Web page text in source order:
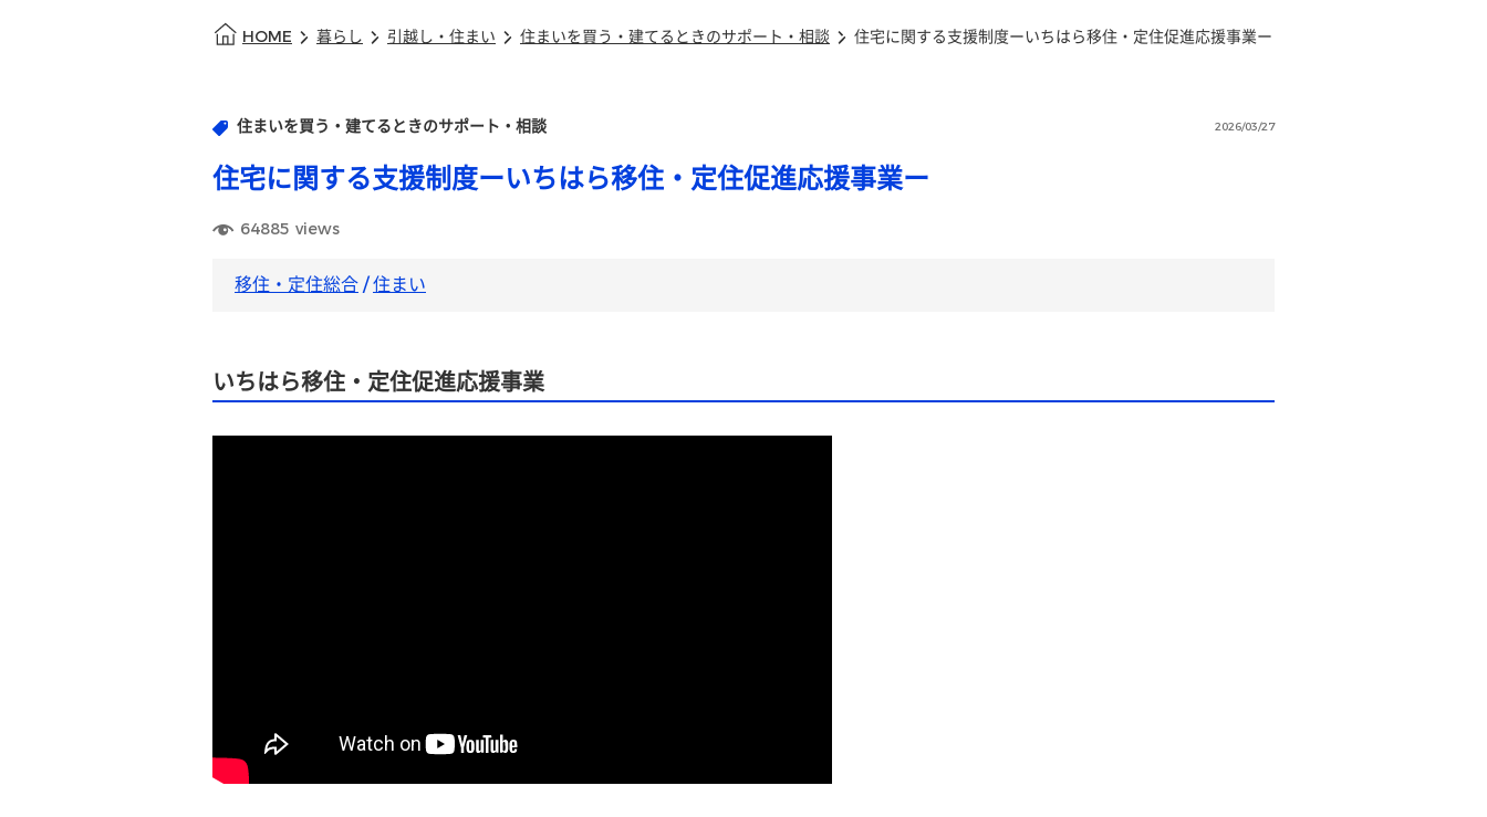
HOME 暮らし 引越し・住まい 住まいを買う・建てるときのサポート・相談 住宅に関する支援制度ーいちはら移住・定住促進応援事業ー
住まいを買う・建てるときのサポート・相談 2026/03/27
住宅に関する支援制度ーいちはら移住・定住促進応援事業ー
64885 views
移住・定住総合/住まい
いちはら移住・定住促進応援事業